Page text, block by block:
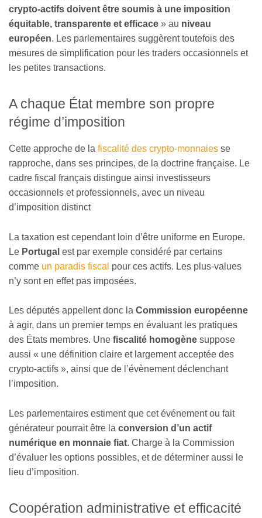
crypto-actifs doivent être soumis à une imposition
équitable, transparente et efficace » au niveau
européen. Les parlementaires suggèrent toutefois des
mesures de simplification pour les traders occasionnels et
les petites transactions.
A chaque État membre son propre
régime d’imposition
Cette approche de la fiscalité des crypto-monnaies se
rapproche, dans ses principes, de la doctrine française. Le
cadre fiscal français distingue ainsi investisseurs
occasionnels et professionnels, avec un niveau
d’imposition distinct
La taxation est cependant loin d’être uniforme en Europe.
Le Portugal est par exemple considéré par certains
comme un paradis fiscal pour ces actifs. Les plus-values
n’y sont en effet pas imposées.
Les députés appellent donc la Commission européenne
à agir, dans un premier temps en évaluant les pratiques
des États membres. Une fiscalité homogène suppose
aussi « une définition claire et largement acceptée des
crypto-actifs », ainsi que de l’évènement déclenchant
l’imposition.
Les parlementaires estiment que cet événement ou fait
générateur pourrait être la conversion d’un actif
numérique en monnaie fiat. Charge à la Commission
d’évaluer les options possibles, et de déterminer aussi le
lieu d’imposition.
Coopération administrative et efficacité